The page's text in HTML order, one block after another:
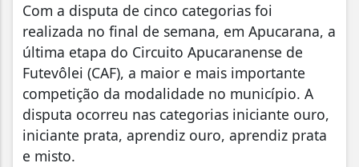
Com a disputa de cinco categorias foi
realizada no final de semana, em Apucarana, a
última etapa do Circuito Apucaranense de
Futevôlei (CAF), a maior e mais importante
competição da modalidade no município. A
disputa ocorreu nas categorias iniciante ouro,
iniciante prata, aprendiz ouro, aprendiz prata
e misto.